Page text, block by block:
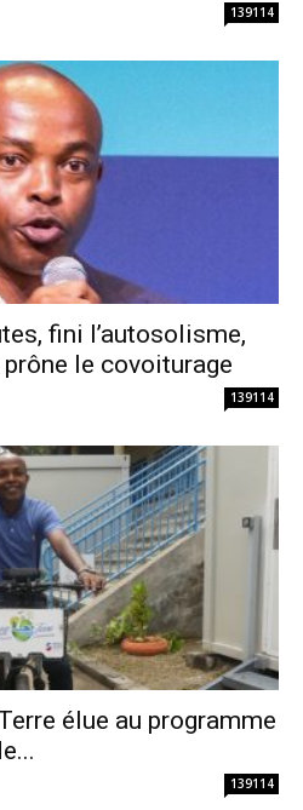
139114
fini l’autosolisme,
le covoiturage
139114
élue au programme
139114